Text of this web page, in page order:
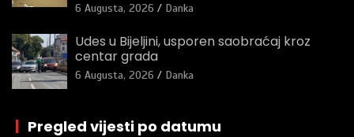
6 Augusta, 2026 Danka
Udes u Bijeljini, usporen saobraćaj kroz
centar grada
6 Augusta, 2026 Danka
| Pregled vijesti po datumu